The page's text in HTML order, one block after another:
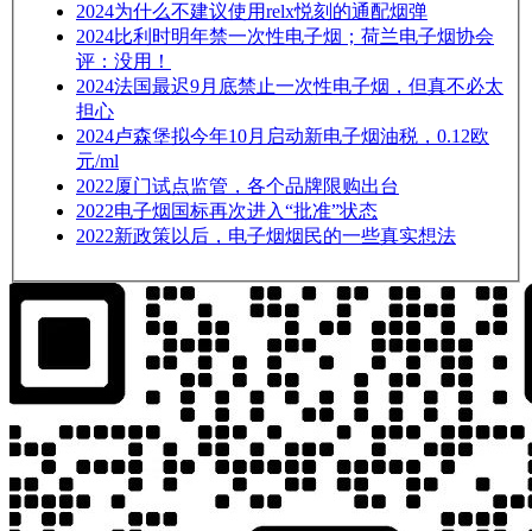
2024为什么不建议使用relx悦刻的通配烟弹
2024比利时明年禁一次性电子烟；荷兰电子烟协会
评：没用！
2024法国最迟9月底禁止一次性电子烟，但真不必太
担心
2024卢森堡拟今年10月启动新电子烟油税，0.12欧
元/ml
2022厦门试点监管，各个品牌限购出台
2022电子烟国标再次进入“批准”状态
2022新政策以后，电子烟烟民的一些真实想法